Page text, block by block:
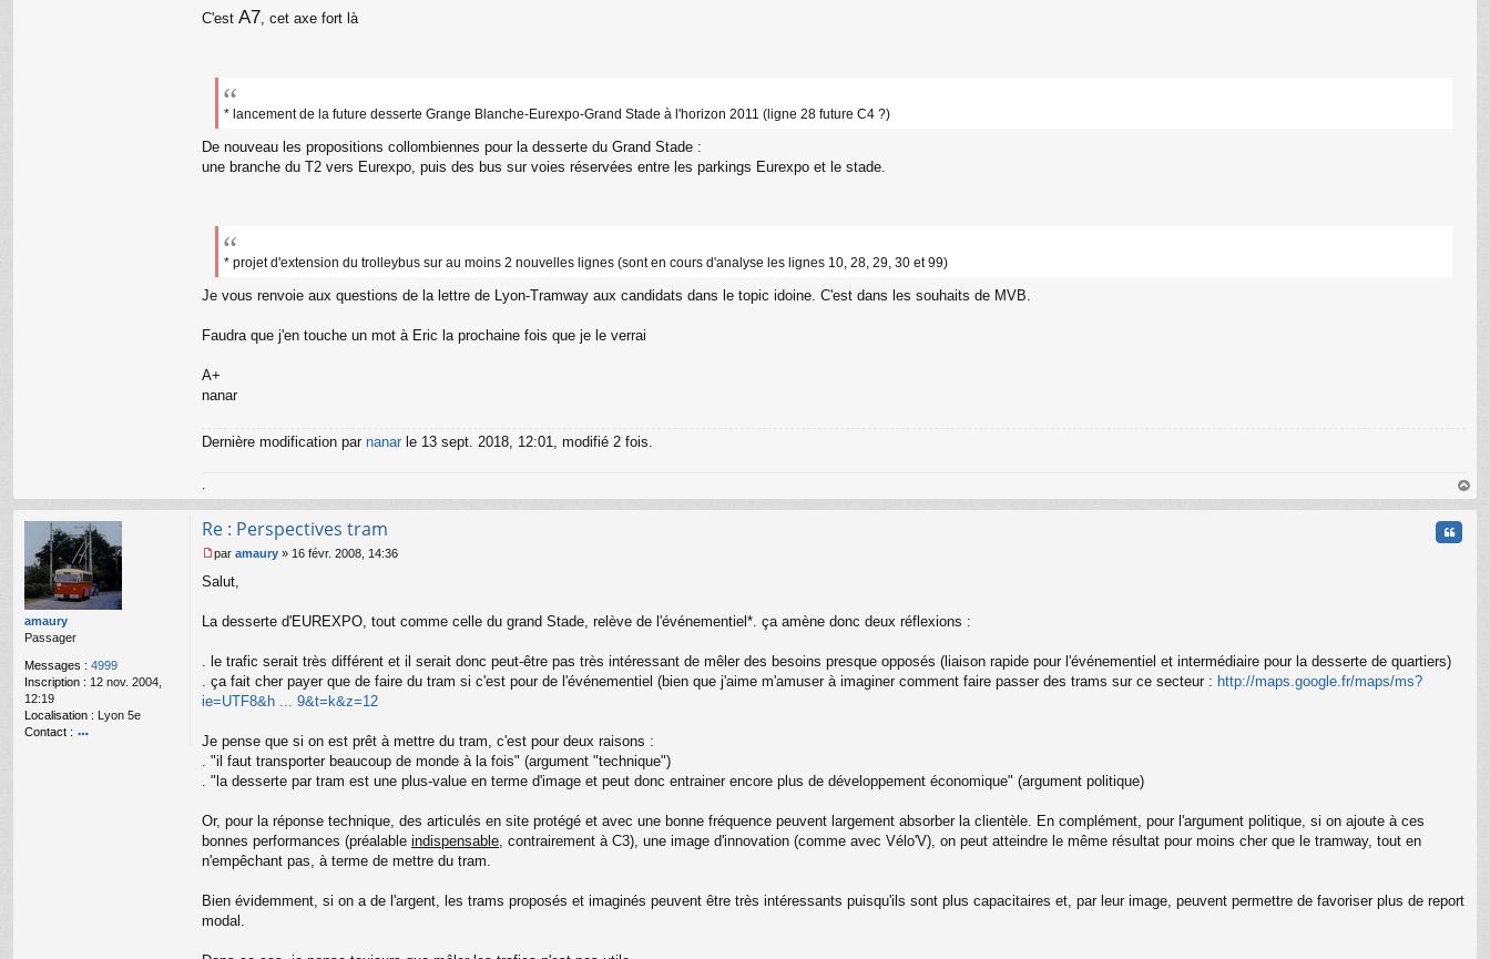
C'est A7 , cet axe fort là
* lancement de la future desserte Grange Blanche-Eurexpo-Grand Stade à l'horizon 2011 (ligne 28 future C4 ?)
De nouveau les propositions collombiennes pour la desserte du Grand Stade :
une branche du T2 vers Eurexpo, puis des bus sur voies réservées entre les parkings Eurexpo et le stade.
* projet d'extension du trolleybus sur au moins 2 nouvelles lignes (sont en cours d'analyse les lignes 10, 28, 29, 30 et 99)
Je vous renvoie aux questions de la lettre de Lyon-Tramway aux candidats dans le topic idoine. C'est dans les souhaits de MVB.
Faudra que j'en touche un mot à Eric la prochaine fois que je le verrai
A+
nanar
Dernière modification par nanar le 13 sept. 2018, 12:01, modifié 2 fois.
.
au
amaury
Passager
Messages : 4999
Inscription : 12 nov. 2004,
12:19
Localisation : Lyon 5e
Contact :
Re : Perspectives tram
e
e
n
o
u
par amaury » 16 févr. 2008, 14:36
Salut,
La desserte d'EUREXPO, tout comme celle du grand Stade, relève de l'événementiel*. ça amène donc deux réflexions :
. le trafic serait très différent et il serait donc peut-être pas très intéressant de mêler des besoins presque opposés (liaison rapide pour l'événementiel et intermédiaire pour la desserte de quartiers)
. ça fait cher payer que de faire du tram si c'est pour de l'événementiel (bien que j'aime m'amuser à imaginer comment faire passer des trams sur ce secteur : http://maps.google.fr/maps/ms?
ie=UTF8&h ... 9&t=k&z=12
Je pense que si on est prêt à mettre du tram, c'est pour deux raisons :
. "il faut transporter beaucoup de monde à la fois" (argument "technique")
. "la desserte par tram est une plus-value en terme d'image et peut donc entrainer encore plus de développement économique" (argument politique)
Or, pour la réponse technique, des articulés en site protégé et avec une bonne fréquence peuvent largement absorber la clientèle. En complément, pour l'argument politique, si on ajoute à ces
bonnes performances (préalable indispensable , contrairement à C3), une image d'innovation (comme avec Vélo'V), on peut atteindre le même résultat pour moins cher que le tramway, tout en
n'empêchant pas, à terme de mettre du tram.
Bien évidemment, si on a de l'argent, les trams proposés et imaginés peuvent être très intéressants puisqu'ils sont plus capacitaires et, par leur image, peuvent permettre de favoriser plus de report
modal.